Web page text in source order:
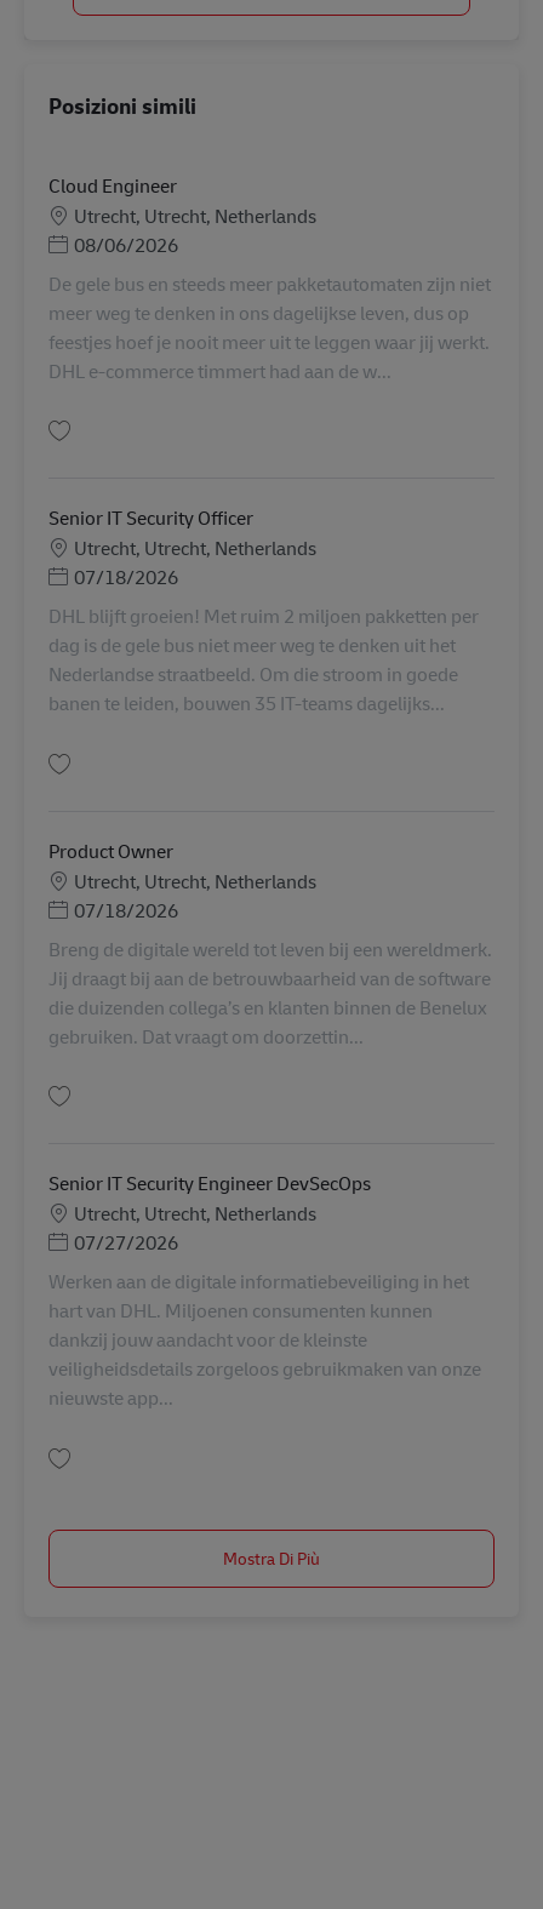
Posizioni simili
Cloud Engineer
SedeUtrecht, Utrecht, Netherlands
Posted Date
08/06/2026
De gele bus en steeds meer pakketautomaten zijn niet
meer weg te denken in ons dagelijkse leven, dus op
feestjes hoef je nooit meer uit te leggen waar jij werkt.
DHL e-commerce timmert had aan de w...
Senior IT Security Officer
SedeUtrecht, Utrecht, Netherlands
Posted Date
07/18/2026
DHL blijft groeien! Met ruim 2 miljoen pakketten per
dag is de gele bus niet meer weg te denken uit het
Nederlandse straatbeeld. Om die stroom in goede
banen te leiden, bouwen 35 IT-teams dagelijks...
Product Owner
SedeUtrecht, Utrecht, Netherlands
Posted Date
07/18/2026
Breng de digitale wereld tot leven bij een wereldmerk.
Jij draagt bij aan de betrouwbaarheid van de software
die duizenden collega’s en klanten binnen de Benelux
gebruiken. Dat vraagt om doorzettin...
Senior IT Security Engineer DevSecOps
SedeUtrecht, Utrecht, Netherlands
Posted Date
07/27/2026
Werken aan de digitale informatiebeveiliging in het
hart van DHL. Miljoenen consumenten kunnen
dankzij jouw aandacht voor de kleinste
veiligheidsdetails zorgeloos gebruikmaken van onze
nieuwste app...
Mostra Di Più